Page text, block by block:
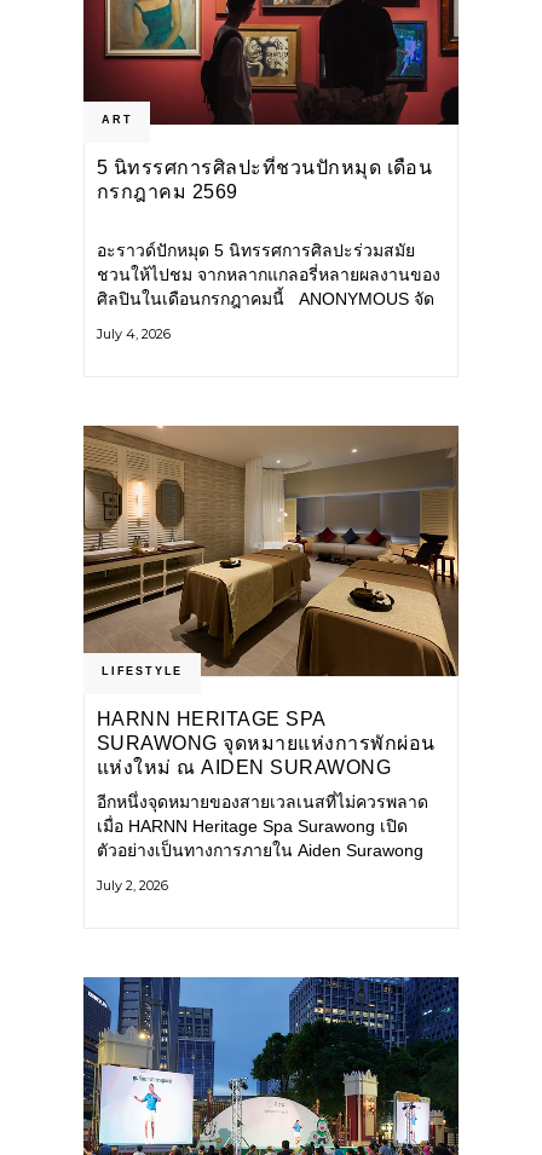
ART
5 นิทรรศการศิลปะที่ชวนปักหมุด เดือน
กรกฎาคม 2569
อะราวด์ปักหมุด 5 นิทรรศการศิลปะร่วมสมัย
ชวนให้ไปชม จากหลากแกลอรี่หลายผลงานของ
ศิลปินในเดือนกรกฎาคมนี้ ANONYMOUS จัด
กลุ่ม Anonymous โดยมี นิ่ม
July 4, 2026
LIFESTYLE
HARNN HERITAGE SPA
SURAWONG จุดหมายแห่งการพักผ่อน
แห่งใหม่ ณ AIDEN SURAWONG
BANGKOK
อีกหนึ่งจุดหมายของสายเวลเนสที่ไม่ควรพลาด
เมื่อ HARNN Heritage Spa Surawong เปิด
ตัวอย่างเป็นทางการภายใน Aiden Surawong
ของเมืองใหญ่ มาสัมผัสประสบการณ์การพักผ่อน
July 2, 2026